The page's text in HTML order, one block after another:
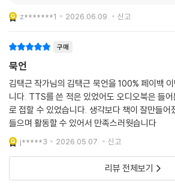
다」에서는 우리 정치에 깃든 삿됨을 말하고 평
을 추려 실은 것이다.
저자 김택근은 정읍 신태인 출신으로 이촌향도
한 세대이다. 그래서 책 곳곳에는 점차 잊히고
덕목에 대한 그리움이 깊이 배어 있다. 미국에서
와 매형을 대신해 일곱 살이 될 때까지 손녀를 키
「미나리와 애틀랜타 누님」), 그 시절 “지아비요
는 이를 속절없이 향수에 젖게 만든다. 저자가 젊
마을’ 이야기 역시 쉬이 지나칠 수 없다. “널빤지
z*******1 2026.06.09. 신고
구매
묵언
김택근 작가님의 김택근 묵언을 100% 페이백
니다. TTS를 쓴 적은 있었어도 오디오북은 들
로 접할 수 있었습니다. 생각보다 책이 잘만들어
들으며 활동할 수 있어서 만족스러웟습니다
j*****3 2026.05.07. 신고
리뷰 전체보기